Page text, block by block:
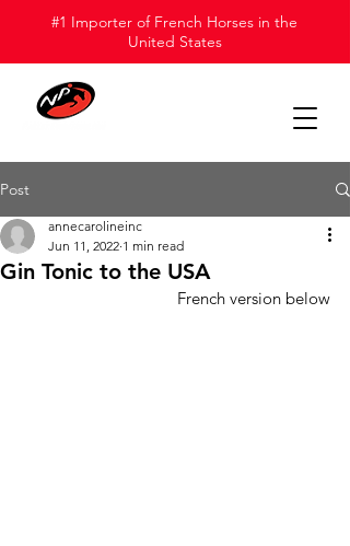
#1 Importer of French Horses in the
United States
Post
Gin Tonic to the USA
annecarolineinc
Jun 11, 2022 1 min read
French version below